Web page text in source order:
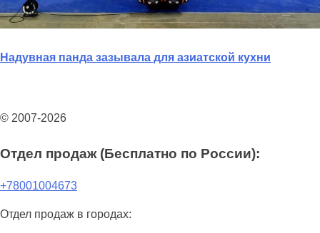
Надувная панда зазывала для азиатской кухни
© 2007-2026
Отдел продаж (Бесплатно по России):
+78001004673
Отдел продаж в городах: